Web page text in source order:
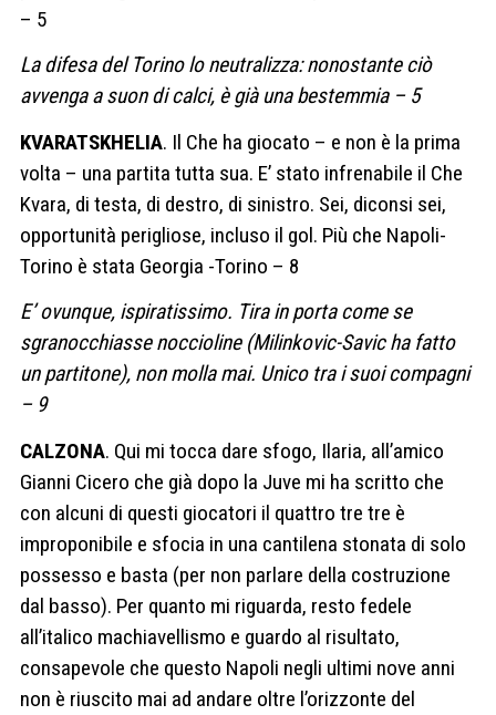
– 5
La difesa del Torino lo neutralizza: nonostante ciò
avvenga a suon di calci, è già una bestemmia – 5
KVARATSKHELIA. Il Che ha giocato – e non è la prima
volta – una partita tutta sua. E’ stato infrenabile il Che
Kvara, di testa, di destro, di sinistro. Sei, diconsi sei,
opportunità perigliose, incluso il gol. Più che Napoli-
Torino è stata Georgia -Torino – 8
E’ ovunque, ispiratissimo. Tira in porta come se
sgranocchiasse noccioline (Milinkovic-Savic ha fatto
un partitone), non molla mai. Unico tra i suoi compagni
– 9
CALZONA. Qui mi tocca dare sfogo, Ilaria, all’amico
Gianni Cicero che già dopo la Juve mi ha scritto che
con alcuni di questi giocatori il quattro tre tre è
improponibile e sfocia in una cantilena stonata di solo
possesso e basta (per non parlare della costruzione
dal basso). Per quanto mi riguarda, resto fedele
all’italico machiavellismo e guardo al risultato,
consapevole che questo Napoli negli ultimi nove anni
non è riuscito mai ad andare oltre l’orizzonte del